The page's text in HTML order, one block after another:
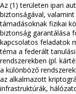
Az (1) területen ipari
biztonságával,
támadásoknak fizikai
biztonság garantálása
kapcsolatos feladatok
téma a federált
rendszerekben (pl.
a különböző
az alkalmazott
infrastruktúrák,